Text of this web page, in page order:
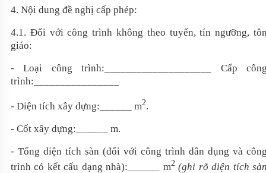
4. Nội dung đề nghị cấp phép:
4.1. Đối với công trình không theo tuyến, tín ngưỡng,
giáo:
- Loại công trình:
Cấp
trình:
- Diện tích xây dựng: m2.
- Cốt xây dựng:
m.
- Tổng diện tích sàn (đối với công trình dân dụng và
trình có kết cấu dạng nhà): m2 (ghi rõ diện tích